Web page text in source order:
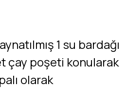
1 su bardağı
çay poşeti konularak
olarak